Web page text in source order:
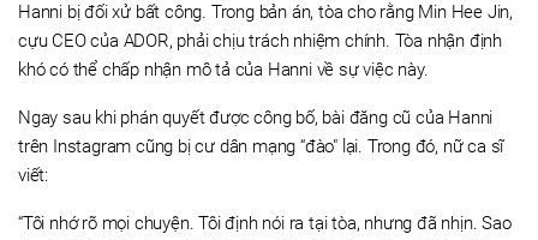
Hanni bị đối xử bất công. Trong bản án, tòa cho rằng Min Hee Jin,
cựu CEO của ADOR, phải chịu trách nhiệm chính. Tòa nhận định
khó có thể chấp nhận mô tả của Hanni về sự việc này.
Ngay sau khi phán quyết được công bố, bài đăng cũ của Hanni
trên Instagram cũng bị cư dân mạng “đào" lại. Trong đó, nữ ca sĩ
viết:
“Tôi nhớ rõ mọi chuyện. Tôi định nói ra tại tòa, nhưng đã nhịn. Sao